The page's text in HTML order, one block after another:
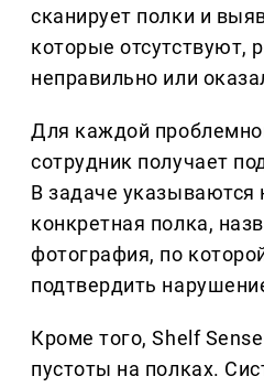
сканирует полки и
которые отсутствуют,
неправильно или
Для каждой
сотрудник получает
В задаче указываются
конкретная полка,
фотография, по
подтвердить
Кроме того, Shelf
пустоты на полках.